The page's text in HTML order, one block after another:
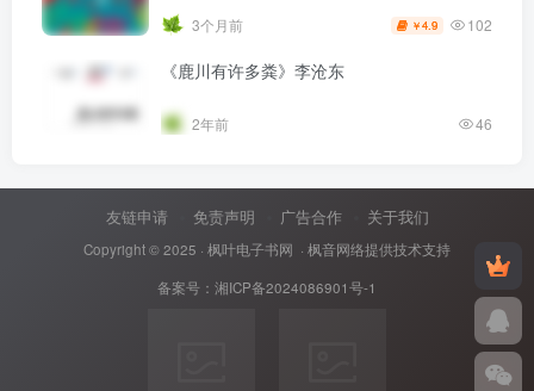
3个月前 ￥4.9 102
《鹿川有许多粪》李沧东
2年前 46
友链申请 免责声明 广告合作 关于我们
Copyright © 2025 · 枫叶电子书网 · 枫音网络提供技术支持
备案号： 湘ICP备2024086901号-1